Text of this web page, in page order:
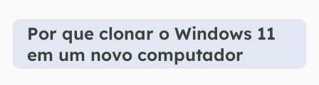
Por que clonar o Windows 11
em um novo computador